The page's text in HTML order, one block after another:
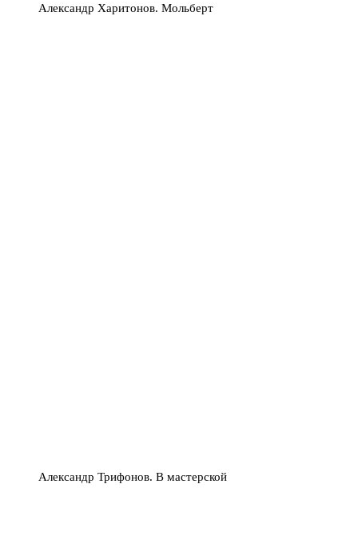
Александр Харитонов. Мольберт
Александр Трифонов. В мастерской